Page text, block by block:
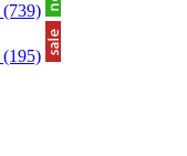
(739)
(195)